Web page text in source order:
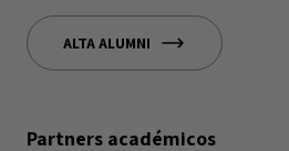
ALTA ALUMNI
Partners académicos